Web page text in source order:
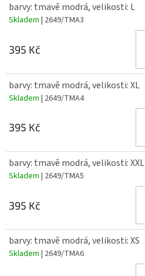
barvy: tmavě modrá, velikosti: L
Skladem | 2649/TMA3
395 Kč
barvy: tmavě modrá, velikosti: XL
Skladem | 2649/TMA4
395 Kč
barvy: tmavě modrá, velikosti: XXL
Skladem | 2649/TMA5
395 Kč
barvy: tmavě modrá, velikosti: XS
Skladem | 2649/TMA6